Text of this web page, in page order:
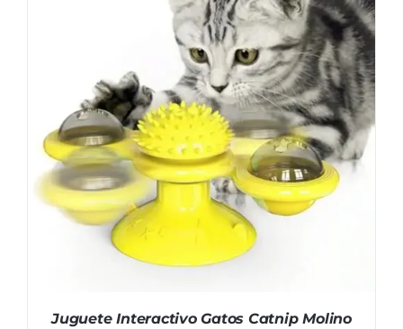
Juguete Interactivo Gatos Catnip Molino